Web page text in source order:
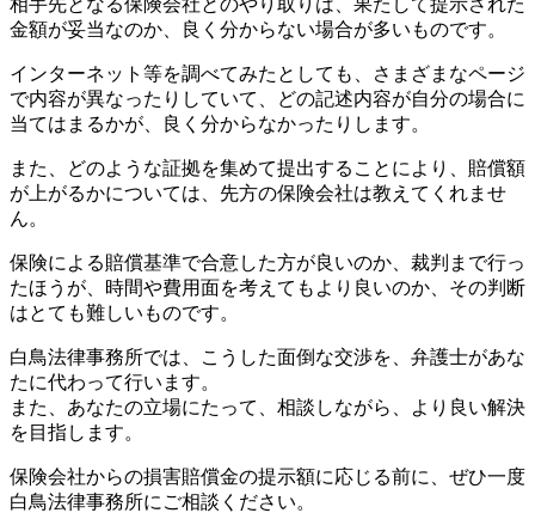
金額が妥当なのか、良く分からない場合が多いものです。
インターネット等を調べてみたとしても、さまざまなページ
で内容が異なったりしていて、どの記述内容が自分の場合に
当てはまるかが、良く分からなかったりします。
また、どのような証拠を集めて提出することにより、賠償額
が上がるかについては、先方の保険会社は教えてくれませ
ん。
保険による賠償基準で合意した方が良いのか、裁判まで行っ
たほうが、時間や費用面を考えてもより良いのか、その判断
はとても難しいものです。
白鳥法律事務所では、こうした面倒な交渉を、弁護士があな
たに代わって行います。
また、あなたの立場にたって、相談しながら、より良い解決
を目指します。
保険会社からの損害賠償金の提示額に応じる前に、ぜひ一度
白鳥法律事務所にご相談ください。